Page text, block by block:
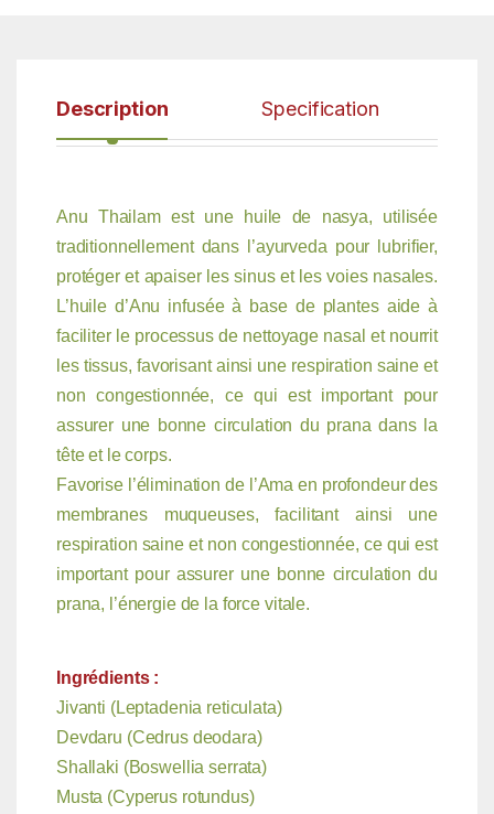
Description Specification
Anu Thailam est une huile de nasya, utilisée
traditionnellement dans l’ayurveda pour lubrifier,
protéger et apaiser les sinus et les voies nasales.
L’huile d’Anu infusée à base de plantes aide à
faciliter le processus de nettoyage nasal et nourrit
les tissus, favorisant ainsi une respiration saine et
non congestionnée, ce qui est important pour
assurer une bonne circulation du prana dans la
tête et le corps.
Favorise l’élimination de l’Ama en profondeur des
membranes muqueuses, facilitant ainsi une
respiration saine et non congestionnée, ce qui est
important pour assurer une bonne circulation du
prana, l’énergie de la force vitale.
Ingrédients :
Jivanti (Leptadenia reticulata)
Devdaru (Cedrus deodara)
Shallaki (Boswellia serrata)
Musta (Cyperus rotundus)